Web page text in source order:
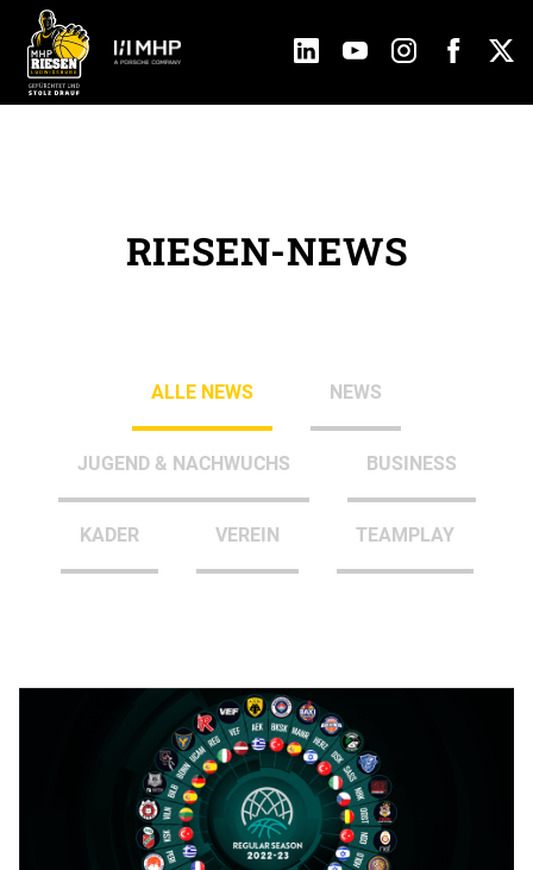
RIESEN-NEWS
ALLE NEWS NEWS
JUGEND & NACHWUCHS BUSINESS
KADER VEREIN TEAMPLAY